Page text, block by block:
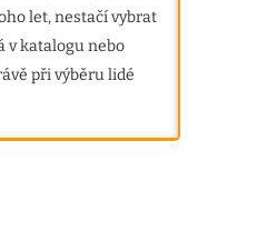
let, nestačí vybrat
v katalogu nebo
při výběru lidé